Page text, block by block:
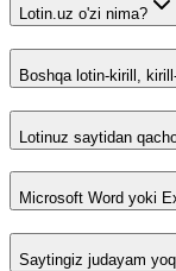
Lotin.uz o'zi nima?
Boshqa lotin-kirill,
Lotinuz saytidan
Microsoft Word yoki
Saytingiz judayam